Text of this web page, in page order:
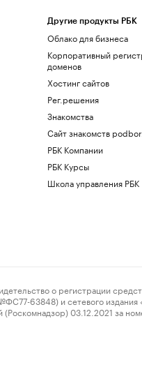
Другие продукты РБК
Облако для бизнеса
Корпоративный
доменов
Хостинг сайтов
Рег.решения
Знакомства
Сайт знакомств
РБК Компании
РБК Курсы
Школа управления РБК
о регистрации
63848) и сетевого издания
(Роскомнадзор) 03.12.2021 за